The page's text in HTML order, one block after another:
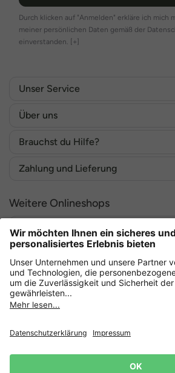
Durch klicken auf "Anmelden" erkläre ich mich
meiner persönlichen Daten gemäß der
einverstanden. [+]
Unser Service
Über uns
Brauchst du Hilfe?
Zahlung und Lieferung
Weitere Onlineshops
Deutschland
Sicher einkaufen mit
AGB